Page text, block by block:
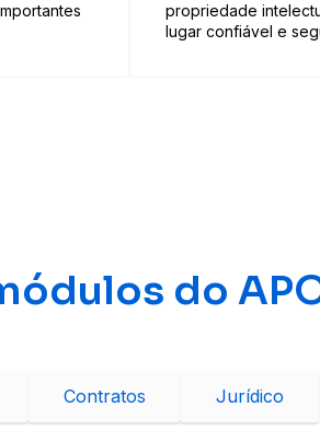
propriedade
lugar confiável e
do
Contratos Jurídico